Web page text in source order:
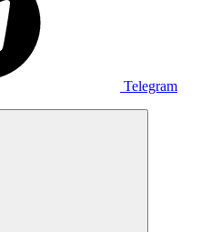
Telegram